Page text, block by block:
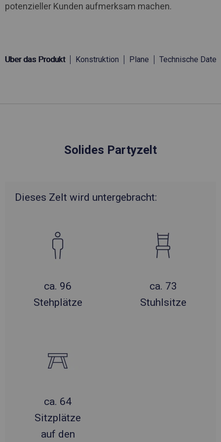
potenzieller Kunden aufmerksam machen.
Über das Produkt Konstruktion Plane Technische Daten
Solides Partyzelt
Dieses Zelt wird untergebracht:
ca. 96
Stehplätze
ca. 73
Stuhlsitze
ca. 64
Sitzplätze
auf den